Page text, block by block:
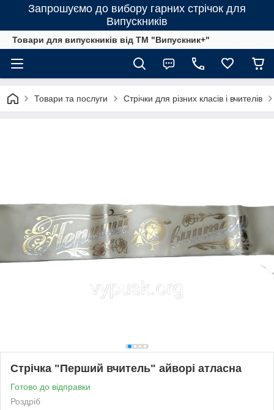
Запрошуємо до вибору гарних стрічок для
Випускників
Товари для випускників від ТМ "Випускник+"
Товари та послуги Стрічки для різних класів і вчителів
Стрічка "Перший вчитель" айворі атласна
Готово до відправки
Роздріб